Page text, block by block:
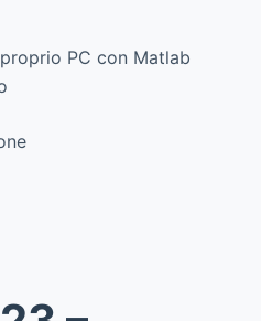
PC con Matlab